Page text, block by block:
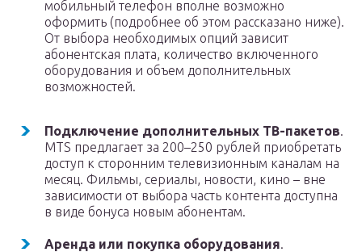
мобильный телефон вполне возможно
оформить (подробнее об этом рассказано ниже).
От выбора необходимых опций зависит
абонентская плата, количество включенного
оборудования и объем дополнительных
возможностей.
Подключение дополнительных ТВ-пакетов.
MTS предлагает за 200–250 рублей приобретать
доступ к сторонним телевизионным каналам на
месяц. Фильмы, сериалы, новости, кино – вне
зависимости от выбора часть контента доступна
в виде бонуса новым абонентам.
Аренда или покупка оборудования.